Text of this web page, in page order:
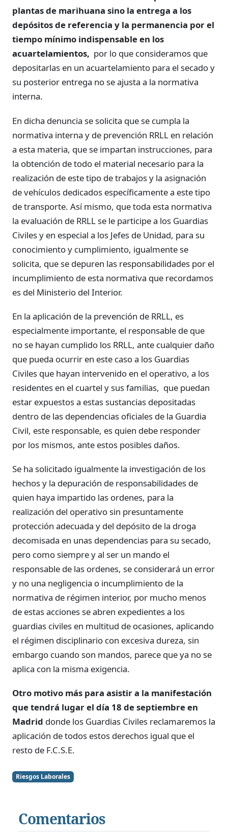
plantas de marihuana sino la entrega a los
depósitos de referencia y la permanencia por el
tiempo mínimo indispensable en los
acuartelamientos, por lo que consideramos que
depositarlas en un acuartelamiento para el secado y
su posterior entrega no se ajusta a la normativa
interna.
En dicha denuncia se solicita que se cumpla la
normativa interna y de prevención RRLL en relación
a esta materia, que se impartan instrucciones, para
la obtención de todo el material necesario para la
realización de este tipo de trabajos y la asignación
de vehículos dedicados específicamente a este tipo
de transporte. Así mismo, que toda esta normativa
la evaluación de RRLL se le participe a los Guardias
Civiles y en especial a los Jefes de Unidad, para su
conocimiento y cumplimiento, igualmente se
solicita, que se depuren las responsabilidades por el
incumplimiento de esta normativa que recordamos
es del Ministerio del Interior.
En la aplicación de la prevención de RRLL, es
especialmente importante, el responsable de que
no se hayan cumplido los RRLL, ante cualquier daño
que pueda ocurrir en este caso a los Guardias
Civiles que hayan intervenido en el operativo, a los
residentes en el cuartel y sus familias, que puedan
estar expuestos a estas sustancias depositadas
dentro de las dependencias oficiales de la Guardia
Civil, este responsable, es quien debe responder
por los mismos, ante estos posibles daños.
Se ha solicitado igualmente la investigación de los
hechos y la depuración de responsabilidades de
quien haya impartido las ordenes, para la
realización del operativo sin presuntamente
protección adecuada y del depósito de la droga
decomisada en unas dependencias para su secado,
pero como siempre y al ser un mando el
responsable de las ordenes, se considerará un error
y no una negligencia o incumplimiento de la
normativa de régimen interior, por mucho menos
de estas acciones se abren expedientes a los
guardias civiles en multitud de ocasiones, aplicando
el régimen disciplinario con excesiva dureza, sin
embargo cuando son mandos, parece que ya no se
aplica con la misma exigencia.
Otro motivo más para asistir a la manifestación
que tendrá lugar el día 18 de septiembre en
Madrid donde los Guardias Civiles reclamaremos la
aplicación de todos estos derechos igual que el
resto de F.C.S.E.
Riesgos Laborales
Comentarios